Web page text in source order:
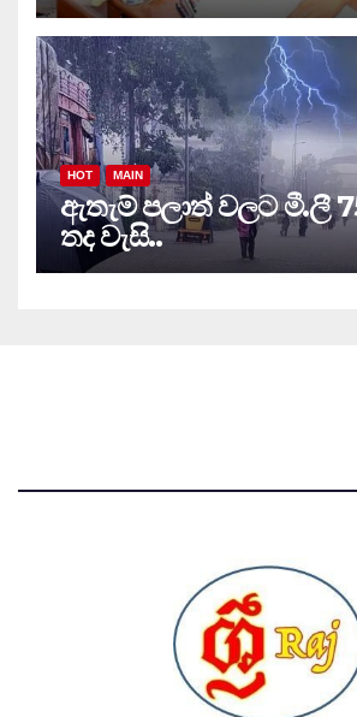
HOT MAIN
ඇතැම් පලාත් වලට මී.ලී
තද වැසි..